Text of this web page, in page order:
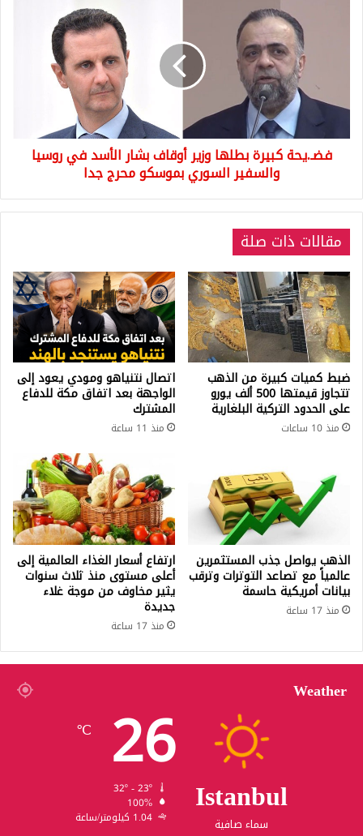
الأسد
روسيا
والسفير
محرج
فضـ.يحة كبيرة بطلها وزير أوقاف بشار الأسد في روسيا
والسفير السوري بموسكو محرج جدا
مقالات ذات صلة
ضبط كميات كبيرة من الذهب
تتجاوز قيمتها 500 ألف يورو
على الحدود التركية البلغارية
منذ 10 ساعات
اتصال نتنياهو ومودي يعود إلى
الواجهة بعد اتفاق مكة للدفاع
المشترك
منذ 11 ساعة
الذهب يواصل جذب المستثمرين
عالمياً مع تصاعد التوترات وترقب
بيانات أمريكية حاسمة
منذ 17 ساعة
ارتفاع أسعار الغذاء العالمية إلى
أعلى مستوى منذ ثلاث سنوات
يثير مخاوف من موجة غلاء
جديدة
منذ 17 ساعة
Weather
Istanbul
سماء صافية
26
℃
100%
1.04 كيلومتر/ساعة